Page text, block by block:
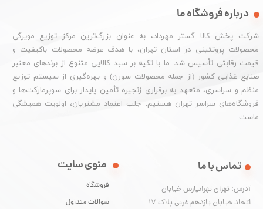
درباره فروشگاه ما
شرکت پخش کالا گستر مهرداد، به عنوان بزرگ‌ترین مرکز توزیع مویرگی
محصولات پروتئینی در استان تهران، با هدف عرضه محصولات باکیفیت و
قیمت رقابتی تأسیس شد. ما با تکیه بر سبد کالایی متنوع از برندهای معتبر
صنایع غذایی کشور (از جمله محصولات سورن) و بهره‌گیری از سیستم توزیع
منظم و سراسری، متعهد به برقراری زنجیره تأمین پایدار برای سوپرمارکت‌ها و
فروشگاه‌های سراسر تهران هستیم. جلب اعتماد مشتریان، اولویت همیشگی
ماست.
منوی سایت
فروشگاه
سوالات متداول
تماس با ما
آدرس: تهران تهرانپارس خیابان
اتحاد خیابان یازدهم غربی پلاک ۱۷